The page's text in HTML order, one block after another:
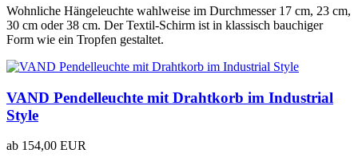
Wohnliche Hängeleuchte wahlweise im Durchmesser 17 cm, 23 cm,
30 cm oder 38 cm. Der Textil-Schirm ist in klassisch bauchiger
Form wie ein Tropfen gestaltet.
VAND Pendelleuchte mit Drahtkorb im Industrial
Style
ab 154,00 EUR